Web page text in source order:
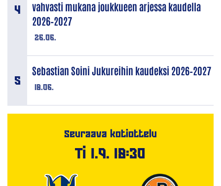
26.06.
vahvasti mukana joukkueen arjessa kaudella
2026–2027
18.06.
Sebastian Soini Jukureihin kaudeksi 2026–2027
Seuraava kotiottelu
Ti 1.9. 18:30